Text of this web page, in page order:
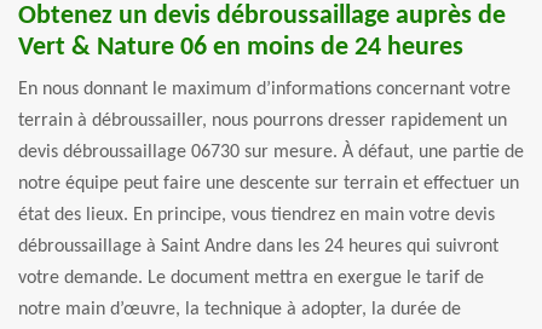
Obtenez un devis débroussaillage auprès de
Vert & Nature 06 en moins de 24 heures
En nous donnant le maximum d’informations concernant votre
terrain à débroussailler, nous pourrons dresser rapidement un
devis débroussaillage 06730 sur mesure. À défaut, une partie de
notre équipe peut faire une descente sur terrain et effectuer un
état des lieux. En principe, vous tiendrez en main votre devis
débroussaillage à Saint Andre dans les 24 heures qui suivront
votre demande. Le document mettra en exergue le tarif de
notre main d’œuvre, la technique à adopter, la durée de